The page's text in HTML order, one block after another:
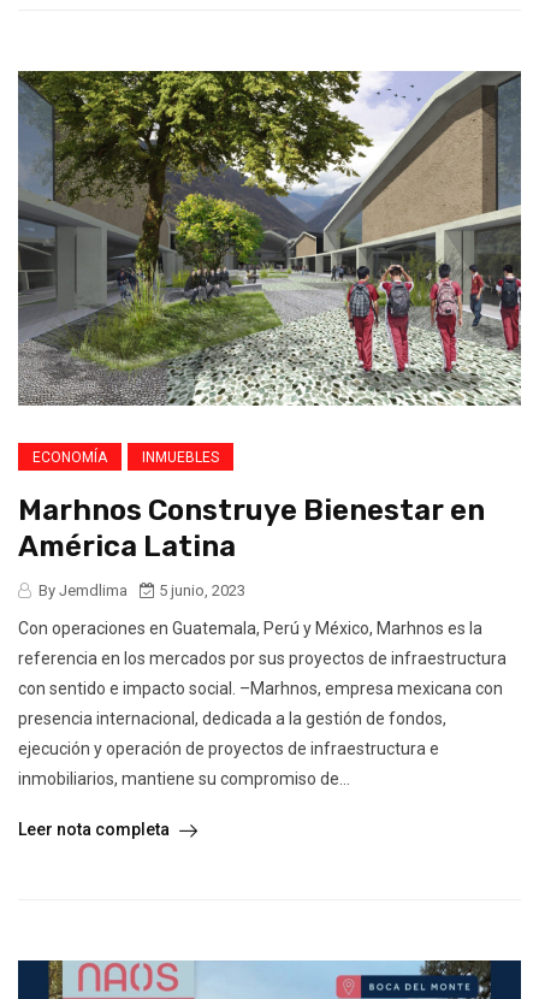
ECONOMÍA INMUEBLES
Marhnos Construye Bienestar en
América Latina
By Jemdlima 5 junio, 2023
Con operaciones en Guatemala, Perú y México, Marhnos es la
referencia en los mercados por sus proyectos de infraestructura
con sentido e impacto social. –Marhnos, empresa mexicana con
presencia internacional, dedicada a la gestión de fondos,
ejecución y operación de proyectos de infraestructura e
inmobiliarios, mantiene su compromiso de...
Leer nota completa